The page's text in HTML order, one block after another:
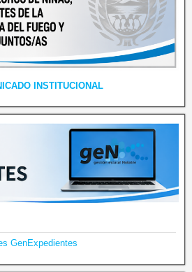
INSTITUCIONAL
GenExpedientes